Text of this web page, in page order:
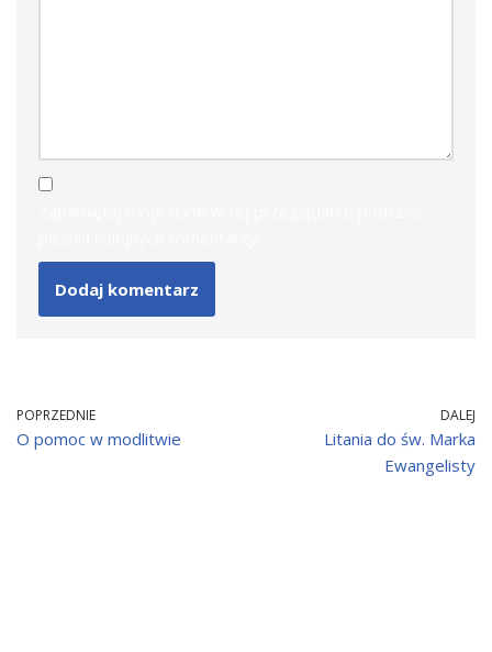
POPRZEDNIE
O pomoc w modlitwie
DALEJ
Litania do św. Marka
Ewangelisty